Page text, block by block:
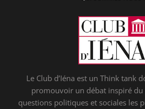
Le Club d’Iéna est un Think tank
promouvoir un débat inspiré du
questions politiques et sociales les